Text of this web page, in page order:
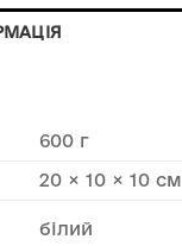
600 г
20 × 10 × 10 см
білий